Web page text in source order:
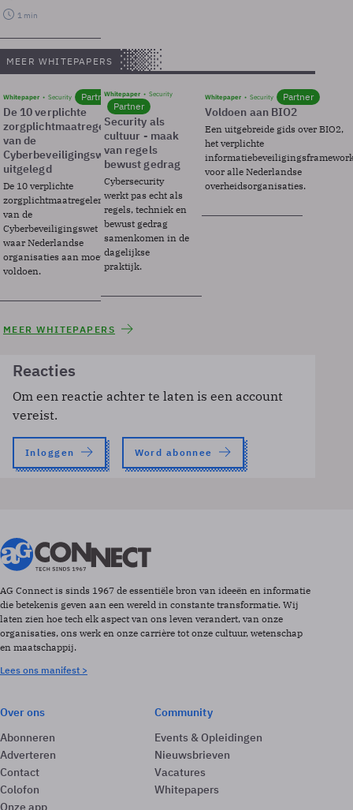
1 min
MEER WHITEPAPERS
Whitepaper Security Partner
De 10 verplichte
zorgplichtmaatregelen
van de
Cyberbeveiligingswet
uitgelegd
De 10 verplichte
zorgplichtmaatregelen
van de
Cyberbeveiligingswet
waar Nederlandse
organisaties aan moeten
voldoen.
Whitepaper Security
Partner
Security als
cultuur - maak
van regels
bewust gedrag
Cybersecurity
werkt pas echt als
regels, techniek en
bewust gedrag
samenkomen in de
dagelijkse
praktijk.
Whitepaper Security Partner
Voldoen aan BIO2
Een uitgebreide gids over BIO2,
het verplichte
voor alle Nederlandse
overheidsorganisaties.
MEER WHITEPAPERS
Reacties
Om een reactie achter te laten is een account
vereist.
Inloggen Word abonnee
AG Connect is sinds 1967 de essentiële bron van ideeën en informatie
die betekenis geven aan een wereld in constante transformatie. Wij
laten zien hoe tech elk aspect van ons leven verandert, van onze
organisaties, ons werk en onze carrière tot onze cultuur, wetenschap
en maatschappij.
Lees ons manifest >
Over ons
Abonneren
Adverteren
Contact
Colofon
Onze app
Community
Events & Opleidingen
Nieuwsbrieven
Vacatures
Whitepapers